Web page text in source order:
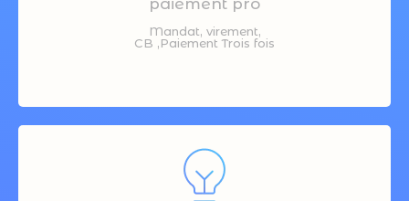
paiement pro
Mandat, virement,
CB ,Paiement Trois fois